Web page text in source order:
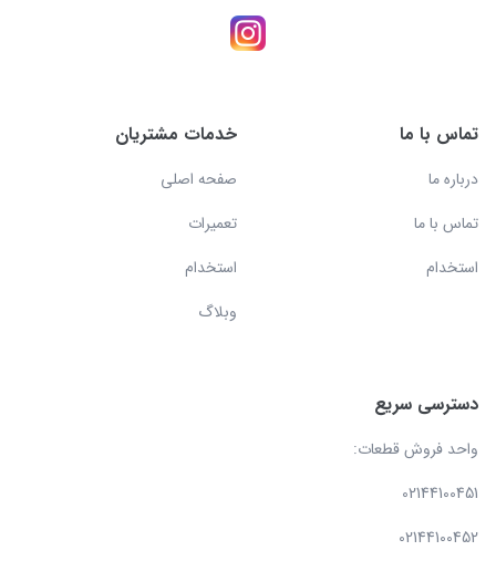
تماس با ما
درباره ما
تماس با ما
استخدام
خدمات مشتریان
صفحه اصلی
تعمیرات
استخدام
وبلاگ
دسترسی سریع
واحد فروش قطعات:
02144100451
02144100452